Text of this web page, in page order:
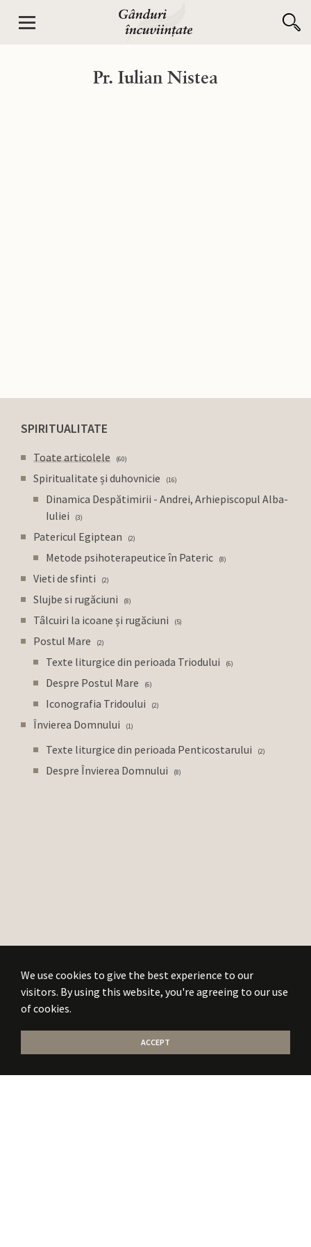
SPIRITUALITATE
Toate articolele 60
Spiritualitate și duhovnicie 16
Dinamica Despătimirii - Andrei, Arhiepiscopul Alba-
Iuliei
3
Patericul Egiptean 2
Metode psihoterapeutice în Pateric 8
Vieti de sfinti 2
Slujbe si rugăciuni 8
Tâlcuiri la icoane și rugăciuni 5
Postul Mare 2
Texte liturgice din perioada Triodului 6
Despre Postul Mare 6
Iconografia Tridoului 2
Învierea Domnului 1
Texte liturgice din perioada Penticostarului 2
Despre Învierea Domnului 8
Pr. Iulian Nistea
We use cookies to give the best experience to our
visitors. By using this website, you're agreeing to our use
of cookies.
ACCEPT